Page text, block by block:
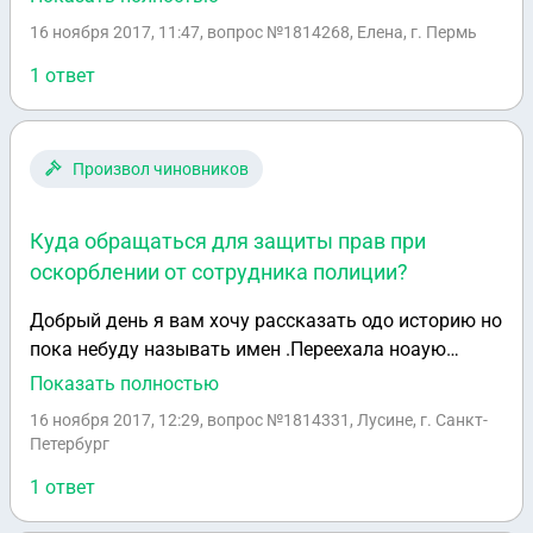
ухаживающая за ребенком 11 месяцев. Заранее
спасибо за ответ!
16 ноября 2017, 11:47, вопрос №1814268, Елена, г. Пермь
1 ответ
Произвол чиновников
Куда обращаться для защиты прав при
оскорблении от сотрудника полиции?
Добрый день я вам хочу рассказать одо историю но
пока небуду называть имен .Переехала ноаую
квартиру почти месяц назад.Нас дома 4 человека я
ну почти что 15 лет живу в Рф .Как то утром рано
собираю ребенка в школу спрашываю кто от туда
голос женскый что это соседка открываю и даже
Показать полностью
16 ноября 2017, 12:29, вопрос №1814331, Лусине, г. Санкт-
Петербург
1 ответ